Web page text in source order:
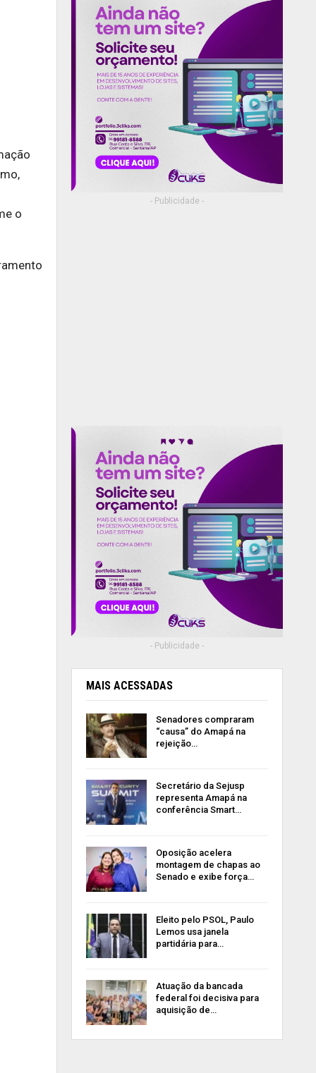
o
- Publicidade -
- Publicidade -
MAIS ACESSADAS
Senadores compraram
“causa” do Amapá na
rejeição…
Secretário da Sejusp
representa Amapá na
conferência Smart…
Oposição acelera
montagem de chapas ao
Senado e exibe força…
Eleito pelo PSOL, Paulo
Lemos usa janela
partidária para…
Atuação da bancada
federal foi decisiva para
aquisição de…